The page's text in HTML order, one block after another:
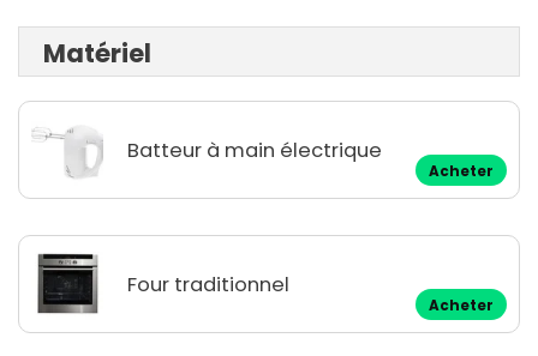
Matériel
Batteur à main électrique
Acheter
Four traditionnel
Acheter